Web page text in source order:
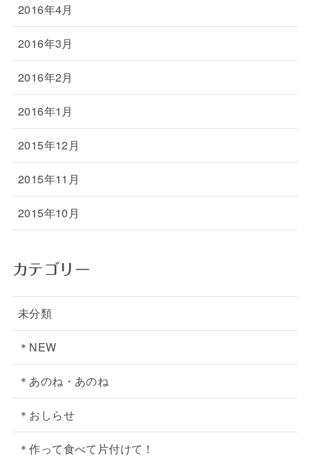
2016年4月
2016年3月
2016年2月
2016年1月
2015年12月
2015年11月
2015年10月
カテゴリー
未分類
＊NEW
＊あのね・あのね
＊おしらせ
＊作って食べて片付けて！